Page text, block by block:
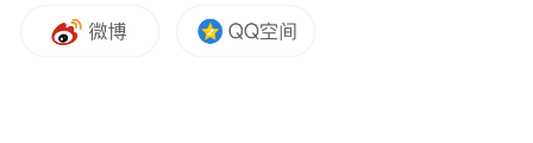
Notice: The content above (including the videos,
pictures and audios if any) is uploaded and posted